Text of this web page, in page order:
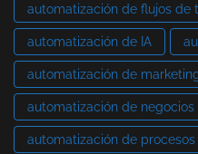
automatización de flujos de
automatización de IA
automatización de
automatización de negocios
automatización de procesos